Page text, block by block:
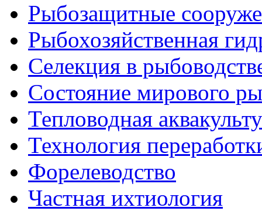
Рыбозащитные
Рыбохозяйственная
Селекция в
Состояние мирового
Тепловодная
Технология
Форелеводство
Частная ихтиология